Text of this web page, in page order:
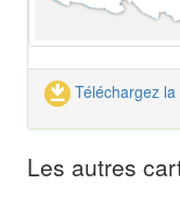
Téléchargez
Les autres